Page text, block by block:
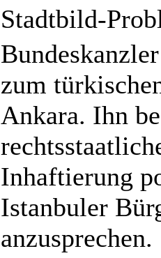
Stadtbild-
zum
Ankara. Ihn
Inhaftierung
Istanbuler
anzusprechen.